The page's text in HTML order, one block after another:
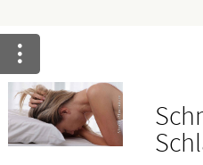
Ratgeber
Krankheiten & Therapie
ELTERN UND KIND